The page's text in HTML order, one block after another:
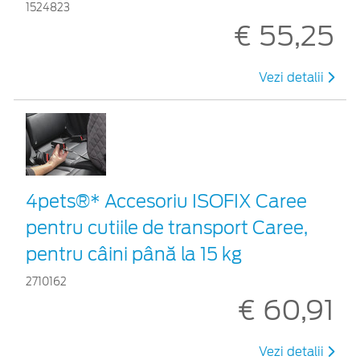
1524823
€ 55,25
Vezi detalii
4pets®* Accesoriu ISOFIX Caree
pentru cutiile de transport Caree,
pentru câini până la 15 kg
2710162
€ 60,91
Vezi detalii